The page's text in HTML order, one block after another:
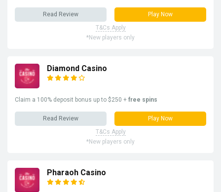
Read Review
Play Now
T&Cs Apply
*New players only
Diamond Casino
Claim a 100% deposit bonus up to $250 + free spins
Read Review
Play Now
T&Cs Apply
*New players only
Pharaoh Casino